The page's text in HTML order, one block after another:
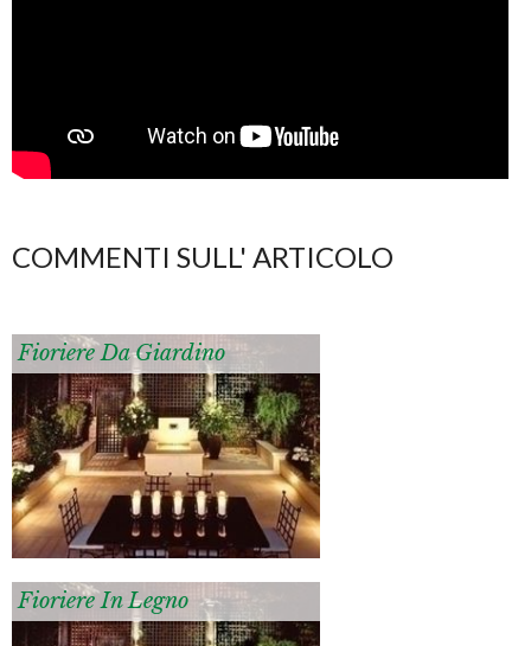
COMMENTI SULL' ARTICOLO
Fioriere Da Giardino
Fioriere In Legno